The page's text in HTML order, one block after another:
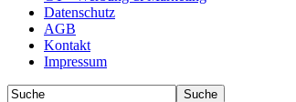
Datenschutz
AGB
Kontakt
Impressum